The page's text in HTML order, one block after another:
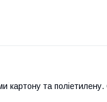
та поліетилену.